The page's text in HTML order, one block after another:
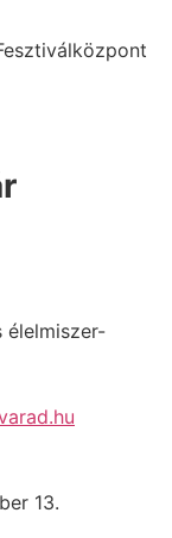
élelmiszer-
13.